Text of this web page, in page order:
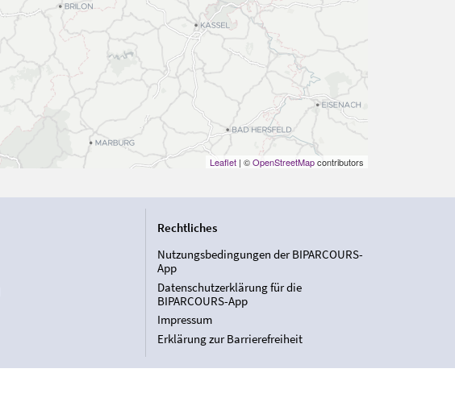
Leaflet| ©OpenStreetMapcontributors
Rechtliches
Nutzungsbedingungen der BIPARCOURS-
App
Datenschutzerklärung für die
BIPARCOURS-App
Impressum
Erklärung zur Barrierefreiheit